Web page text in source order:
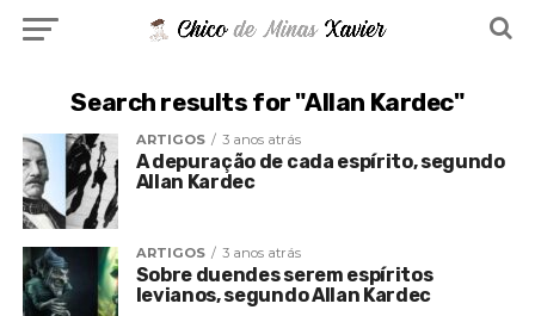
Search results for "Allan Kardec"
ARTIGOS 3 anos atrás
A depuração de cada espírito, segundo
Allan Kardec
ARTIGOS 3 anos atrás
Sobre duendes serem espíritos
levianos, segundo Allan Kardec